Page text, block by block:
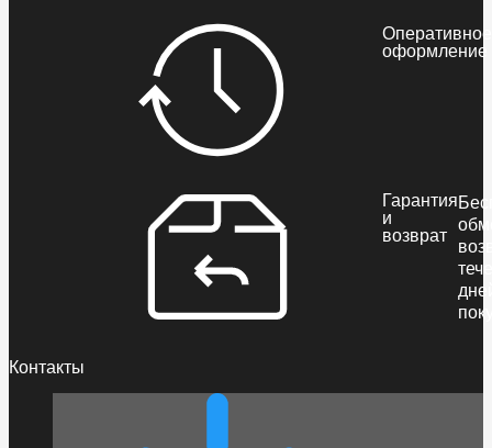
Оперативное
оформление
Гарантия
и
возврат
Контакты